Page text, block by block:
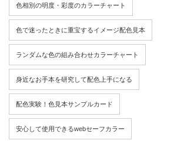
色相別の明度・彩度のカラーチャート
色で迷ったときに重宝するイメージ配色見本
ランダムな色の組み合わせカラーチャート
身近なお手本を研究して配色上手になる
配色実験！色見本サンプルカード
安心して使用できるwebセーフカラー